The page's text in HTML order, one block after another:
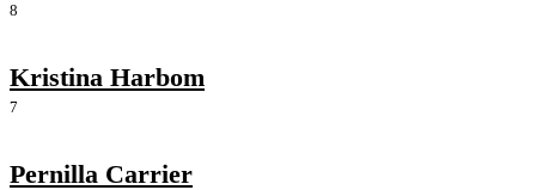
8
Kristina Harbom
7
Pernilla Carrier